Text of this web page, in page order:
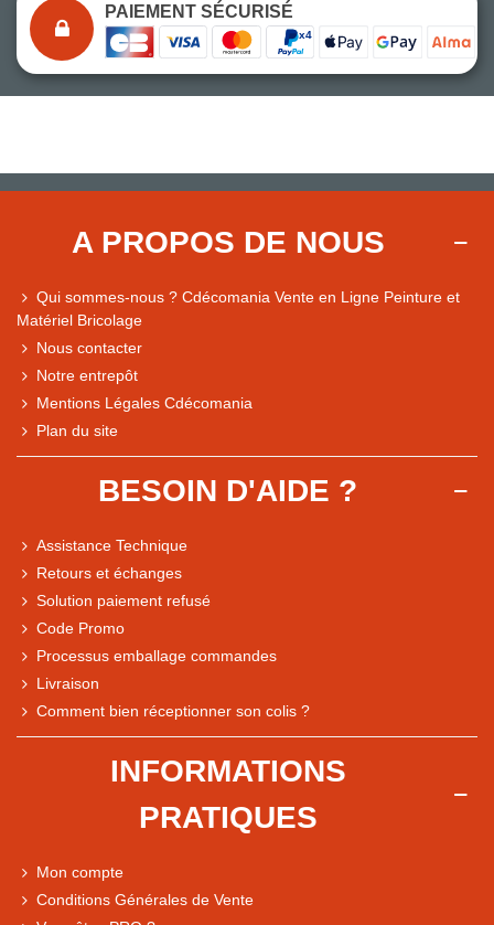
Comparaison des performances du magasin
Express, Chez vous, Point relais, Retrait magasin
PAIEMENT SÉCURISÉ
A PROPOS DE NOUS
Qui sommes-nous ? Cdécomania Vente en Ligne Peinture et
Matériel Bricolage
Nous contacter
Notre entrepôt
Mentions Légales Cdécomania
Plan du site
BESOIN D'AIDE ?
Assistance Technique
Retours et échanges
Solution paiement refusé
Code Promo
Processus emballage commandes
Livraison
Comment bien réceptionner son colis ?
INFORMATIONS
PRATIQUES
Mon compte
Conditions Générales de Vente